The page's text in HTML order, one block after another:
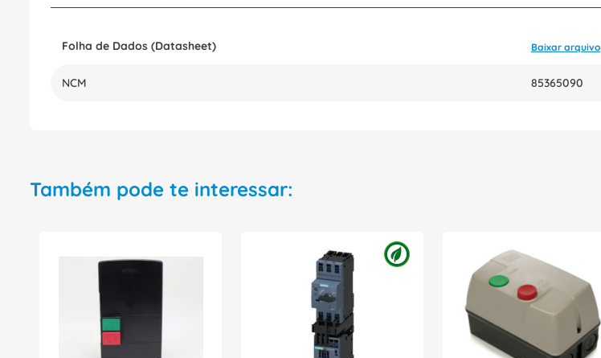
Folha de Dados (Datasheet) Baixar arquivo
NCM 85365090
Também pode te interessar: